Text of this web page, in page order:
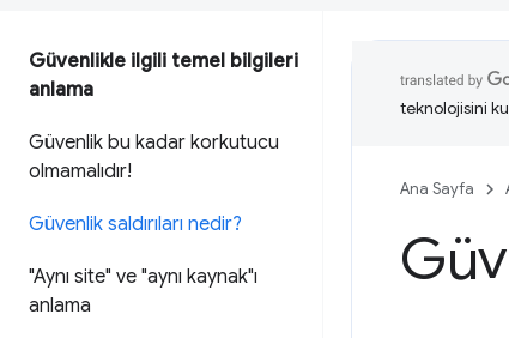
Güvenlikle ilgili temel bilgileri
anlama
Güvenlik bu kadar korkutucu
olmamalıdır!
Güvenlik saldırıları nedir?
"Aynı site" ve "aynı kaynak"ı
anlama
teknolojisini
Ana Sayfa